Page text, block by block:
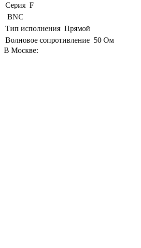
Серия F
BNC
Тип исполнения Прямой
Волновое сопротивление 50 Ом
В Москве: